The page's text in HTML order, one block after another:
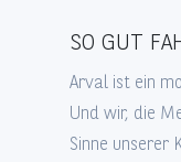
SO GUT
Arval ist ein
Und wir, die
Sinne unserer